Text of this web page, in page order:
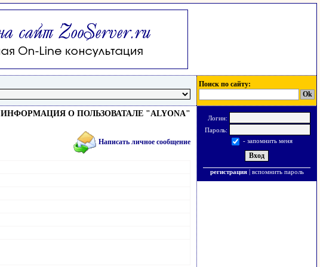
Поиск по сайту:
ИНФОРМАЦИЯ О ПОЛЬЗОВАТАЛЕ "ALYONA"
Написать личное сообщение
Логин:
Пароль:
- запомнить меня
регистрация| вспомнить пароль